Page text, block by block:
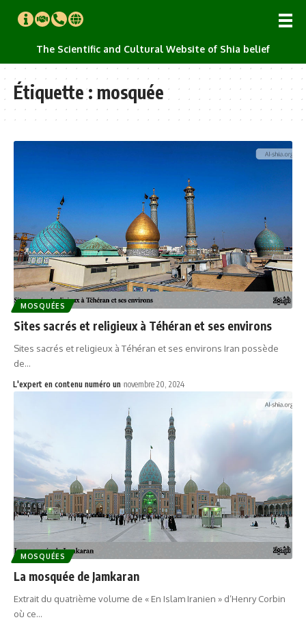
The Scientific and Cultural Website of Shia belief
Étiquette :mosquée
MOSQUÉES
Sites sacrés et religieux à Téhéran et ses environs
Sites sacrés et religieux à Téhéran et ses environs Iran possède
de…
L'expert en contenu numéro un novembre 20, 2024
MOSQUÉES
La mosquée de Jamkaran
Extrait du quatrième volume de « En Islam Iranien » d’Henry Corbin
où ce…